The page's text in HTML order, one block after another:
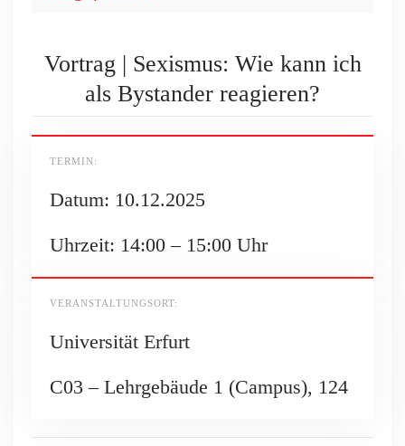
Vortrag | Sexismus: Wie kann ich
als Bystander reagieren?
TERMIN:
Datum: 10.12.2025
Uhrzeit: 14:00 – 15:00 Uhr
VERANSTALTUNGSORT:
Universität Erfurt
C03 – Lehrgebäude 1 (Campus), 124